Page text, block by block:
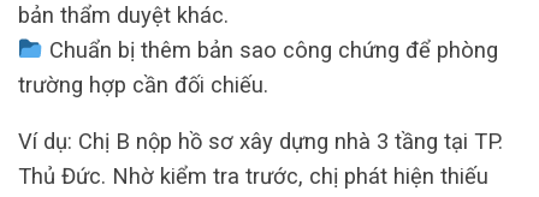
bản thẩm duyệt khác.
Chuẩn bị thêm bản sao công chứng để phòng
trường hợp cần đối chiếu.
Ví dụ: Chị B nộp hồ sơ xây dựng nhà 3 tầng tại TP.
Thủ Đức. Nhờ kiểm tra trước, chị phát hiện thiếu